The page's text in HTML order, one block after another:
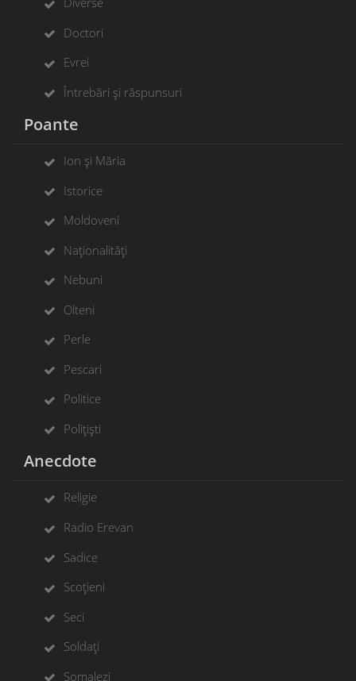
Doctori
Evrei
Întrebări și răspunsuri
Poante
Ion și Măria
Istorice
Moldoveni
Naționalități
Nebuni
Olteni
Perle
Pescari
Politice
Polițiști
Anecdote
Religie
Radio Erevan
Sadice
Scoțieni
Seci
Soldați
Somalezi